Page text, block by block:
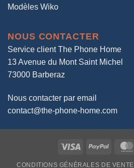
Modèles Wiko
NOUS CONTACTER
Service client The Phone Home
13 Avenue du Mont Saint Michel
73000 Barberaz
Nous contacter par email
contact@the-phone-home.com
Visa PayPal
CONDITIONS GÉNÉRALES DE VENTE